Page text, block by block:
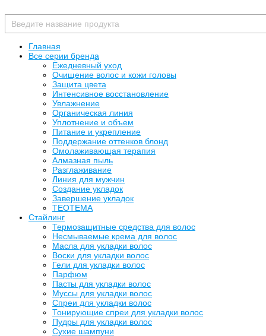
Главная
Все серии бренда
Ежедневный уход
Очищение волос и кожи головы
Защита цвета
Интенсивное восстановление
Увлажнение
Органическая линия
Уплотнение и объем
Питание и укрепление
Поддержание оттенков блонд
Омолаживающая терапия
Алмазная пыль
Разглаживание
Линия для мужчин
Создание укладок
Завершение укладок
TEOTEMA
Стайлинг
Термозащитные средства для волос
Несмываемые крема для волос
Масла для укладки волос
Воски для укладки волос
Гели для укладки волос
Парфюм
Пасты для укладки волос
Муссы для укладки волос
Спреи для укладки волос
Тонирующие спреи для укладки волос
Пудры для укладки волос
Сухие шампуни